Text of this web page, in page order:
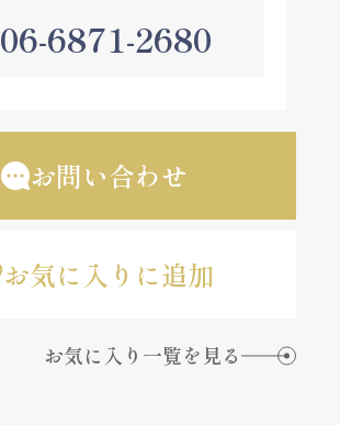
06-6871-2680
お問い合わせ
お気に入りに追加
お気に入り一覧を見る